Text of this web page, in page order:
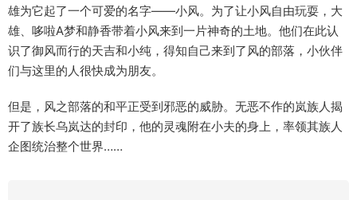
雄为它起了一个可爱的名字——小风。为了让小风自由玩耍，大
雄、哆啦A梦和静香带着小风来到一片神奇的土地。他们在此认
识了御风而行的天吉和小纯，得知自己来到了风的部落，小伙伴
们与这里的人很快成为朋友。
但是，风之部落的和平正受到邪恶的威胁。无恶不作的岚族人揭
开了族长乌岚达的封印，他的灵魂附在小夫的身上，率领其族人
企图统治整个世界……